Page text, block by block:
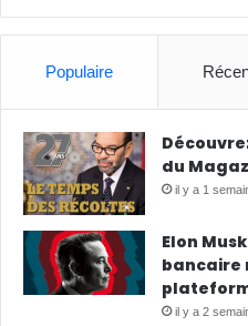
Populaire
du
il y a 1
Elon
bancaire
il y a 2